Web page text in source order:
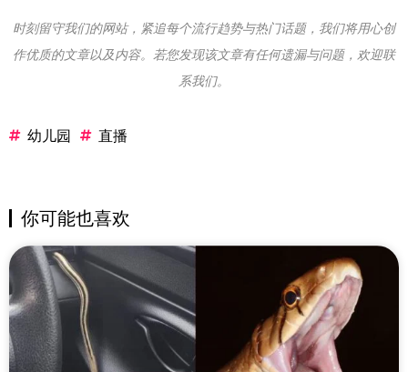
时刻留守我们的网站，紧追每个流行趋势与热门话题，我们将用心创
作优质的文章以及内容。若您发现该文章有任何遗漏与问题，欢迎联
系我们。
幼儿园 直播
你可能也喜欢